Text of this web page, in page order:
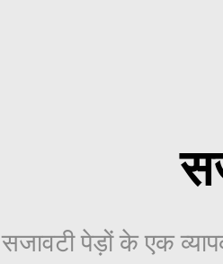
सजावटी पेड़ों के एक